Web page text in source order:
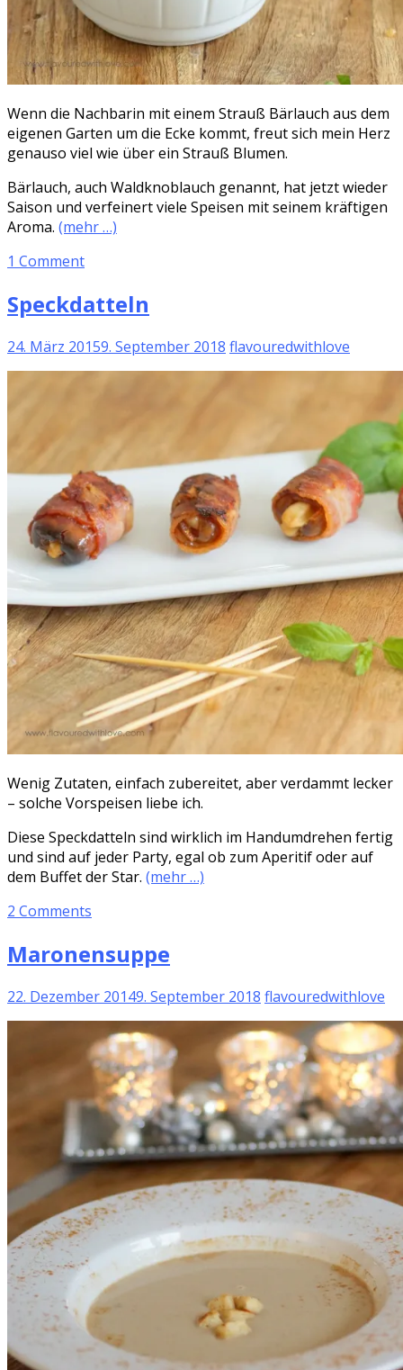
Wenn die Nachbarin mit einem Strauß Bärlauch aus dem
eigenen Garten um die Ecke kommt, freut sich mein Herz
genauso viel wie über ein Strauß Blumen.
Bärlauch, auch Waldknoblauch genannt, hat jetzt wieder
Saison und verfeinert viele Speisen mit seinem kräftigen
Aroma. (mehr …)
1 Comment
Speckdatteln
24. März 20159. September 2018 flavouredwithlove
Wenig Zutaten, einfach zubereitet, aber verdammt lecker
– solche Vorspeisen liebe ich.
Diese Speckdatteln sind wirklich im Handumdrehen fertig
und sind auf jeder Party, egal ob zum Aperitif oder auf
dem Buffet der Star. (mehr …)
2 Comments
Maronensuppe
22. Dezember 20149. September 2018 flavouredwithlove